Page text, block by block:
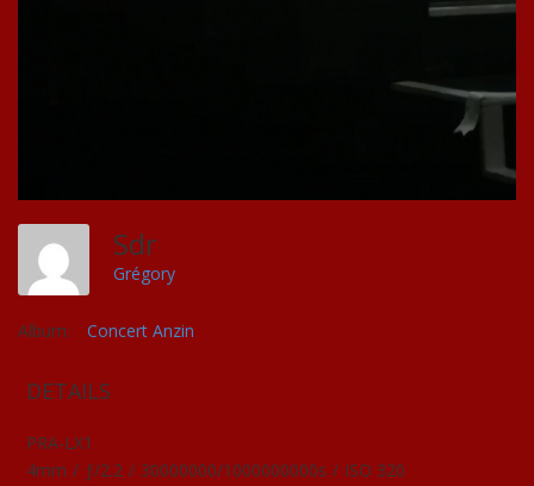
Sdr
Grégory
Album: Concert Anzin
DETAILS
PRA-LX1
4mm / ƒ/2.2 / 30000000/1000000000s / ISO 320